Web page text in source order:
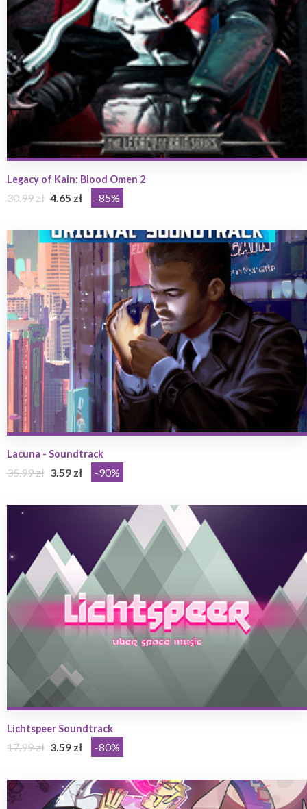
Legacy of Kain: Blood Omen 2
30.99 zł 4.65 zł -85%
Lacuna - Soundtrack
35.99 zł 3.59 zł -90%
Lichtspeer Soundtrack
17.99 zł 3.59 zł -80%